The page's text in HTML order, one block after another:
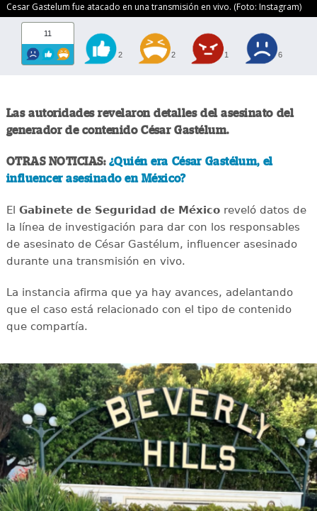
Cesar Gastelum fue atacado en una transmisión en vivo. (Foto: Instagram)
11
2 2 1 6
Las autoridades revelaron detalles del asesinato del
generador de contenido César Gastélum.
OTRAS NOTICIAS: ¿Quién era César Gastélum, el
influencer asesinado en México?
El Gabinete de Seguridad de Méxicoreveló datos de
la línea de investigación para dar con los responsables
de asesinato de César Gastélum, influencer asesinado
durante una transmisión en vivo.
La instancia afirma que ya hay avances, adelantando
que el caso está relacionado con el tipo de contenido
que compartía.